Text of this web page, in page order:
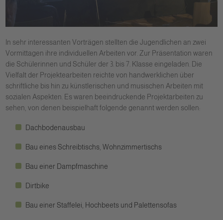
In sehr interessanten Vorträgen stellten die Jugendlichen an zwei
Vormittagen ihre individuellen Arbeiten vor. Zur Präsentation waren
die Schülerinnen und Schüler der 3. bis 7. Klasse eingeladen. Die
Vielfalt der Projektearbeiten reichte von handwerklichen über
schriftliche bis hin zu künstlerischen und musischen Arbeiten mit
sozialen Aspekten. Es waren beeindruckende Projektarbeiten zu
sehen, von denen beispielhaft folgende genannt werden sollen:
Dachbodenausbau
Bau eines Schreibtischs, Wohnzimmertischs
Bau einer Dampfmaschine
Dirtbike
Bau einer Staffelei, Hochbeets und Palettensofas